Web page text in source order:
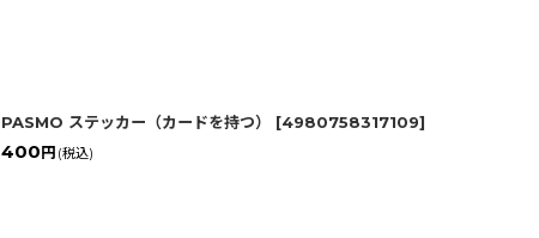
PASMO ステッカー（カードを持つ） [4980758317109]
400 円 (税込)